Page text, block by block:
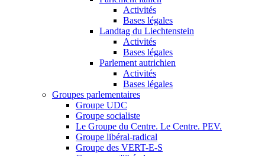
Activités
Bases légales
Landtag du Liechtenstein
Activités
Bases légales
Parlement autrichien
Activités
Bases légales
Groupes parlementaires
Groupe UDC
Groupe socialiste
Le Groupe du Centre. Le Centre. PEV.
Groupe libéral-radical
Groupe des VERT-E-S